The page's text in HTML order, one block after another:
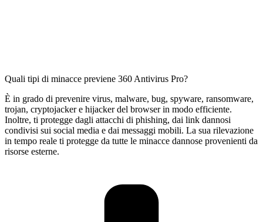
Quali tipi di minacce previene 360 Antivirus Pro?
È in grado di prevenire virus, malware, bug, spyware, ransomware,
trojan, cryptojacker e hijacker del browser in modo efficiente.
Inoltre, ti protegge dagli attacchi di phishing, dai link dannosi
condivisi sui social media e dai messaggi mobili. La sua rilevazione
in tempo reale ti protegge da tutte le minacce dannose provenienti da
risorse esterne.